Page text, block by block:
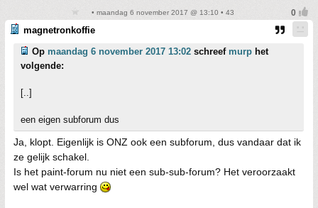
• maandag 6 november 2017 @ 13:10 • 43
magnetronkoffie
Op maandag 6 november 2017 13:02 schreef murp het
volgende:
[..]
een eigen subforum dus
Ja, klopt. Eigenlijk is ONZ ook een subforum, dus vandaar dat ik
ze gelijk schakel.
Is het paint-forum nu niet een sub-sub-forum? Het veroorzaakt
wel wat verwarring